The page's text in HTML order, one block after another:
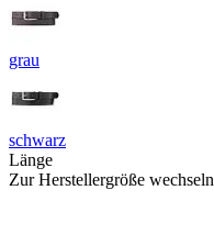
grau
schwarz
Länge
Zur Herstellergröße wechseln